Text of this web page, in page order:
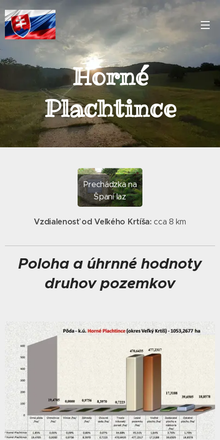
Horné
Plachtince
Prechádzka na
Španí laz
Vzdialenosť od Veľkého Krtíša:cca 8 km
Poloha a úhrnné hodnoty
druhov pozemkov